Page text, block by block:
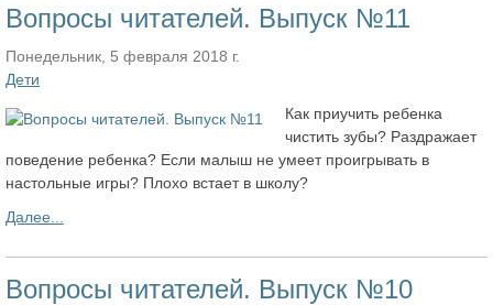
Вопросы читателей. Выпуск №11
Понедельник, 5 февраля 2018 г.
Дети
Как приучить ребенка
чистить зубы? Раздражает
поведение ребенка? Если малыш не умеет проигрывать в
настольные игры? Плохо встает в школу?
Далее...
Вопросы читателей. Выпуск №10